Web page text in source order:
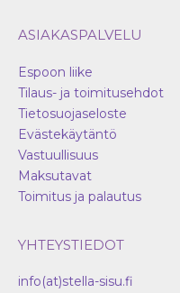
ASIAKASPALVELU
Espoon liike
Tilaus- ja toimitusehdot
Tietosuojaseloste
Evästekäytäntö
Vastuullisuus
Maksutavat
Toimitus ja palautus
YHTEYSTIEDOT
info(at)stella-sisu.fi